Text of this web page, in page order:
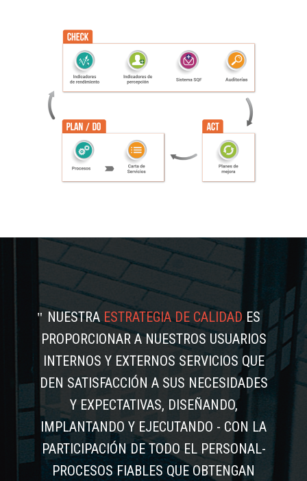
NUESTRAESTRATEGIA DE CALIDADES
PROPORCIONAR A NUESTROS USUARIOS
INTERNOS Y EXTERNOS SERVICIOS QUE
DEN SATISFACCIÓN A SUS NECESIDADES
Y EXPECTATIVAS, DISEÑANDO,
IMPLANTANDO Y EJECUTANDO - CON LA
PARTICIPACIÓN DE TODO EL PERSONAL-
PROCESOS FIABLES QUE OBTENGAN